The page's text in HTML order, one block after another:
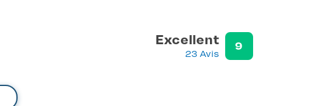
Excellent
23 Avis
9